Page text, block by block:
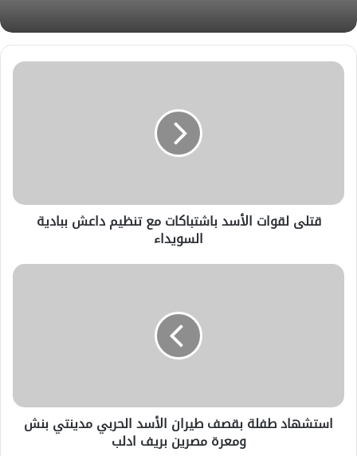
النشرة الاقتصادية || الخميس 10-8-2023
النشرة الاقتصادية || 1-8-2023
قتلى لقوات الأسد باشتباكات مع تنظيم داعش ببادية
السويداء
استشهاد طفلة بقصف طيران الأسد الحربي مدينتي بنش
ومعرة مصرين بريف ادلب